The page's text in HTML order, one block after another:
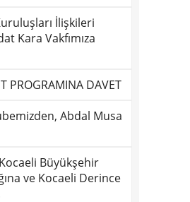
İlişkileri
Kara Vakfımıza
PROGRAMINA DAVET
Abdal Musa
Büyükşehir
ve Kocaeli Derince